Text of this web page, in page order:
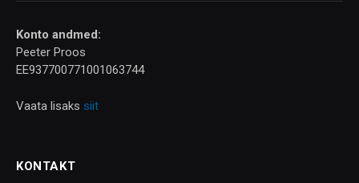
Konto andmed:
Peeter Proos
EE937700771001063744
Vaata lisaks siit
KONTAKT